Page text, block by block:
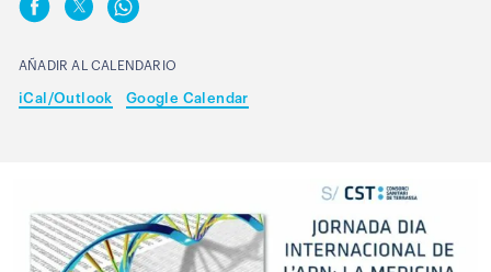
AÑADIR AL CALENDARIO
iCal/Outlook Google Calendar